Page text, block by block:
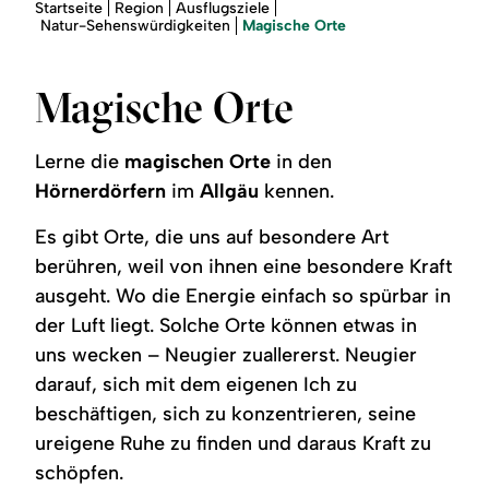
Region
Sie
sind
Startseite Region
Ausflugsziele
Natur-Sehenswürdigkeiten
Magische Orte
Magische Orte
Lerne die magischen Orte in den
Hörnerdörfern imAllgäu kennen.
Es gibt Orte, die uns auf besondere Art
berühren, weil von ihnen eine besondere Kraft
ausgeht. Wo die Energie einfach so spürbar in
der Luft liegt. Solche Orte können etwas in
uns wecken – Neugier zuallererst. Neugier
darauf, sich mit dem eigenen Ich zu
beschäftigen, sich zu konzentrieren, seine
ureigene Ruhe zu finden und daraus Kraft zu
schöpfen.